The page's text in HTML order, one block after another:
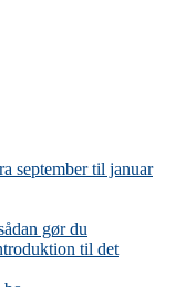
september til januar
gør du
til det